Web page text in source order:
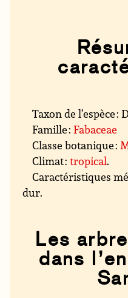
Taxon de l’espèce
Famille :Fabaceae
Classe botanique :
Climat :tropical.
Caractéristiques
dur.
Les
dans